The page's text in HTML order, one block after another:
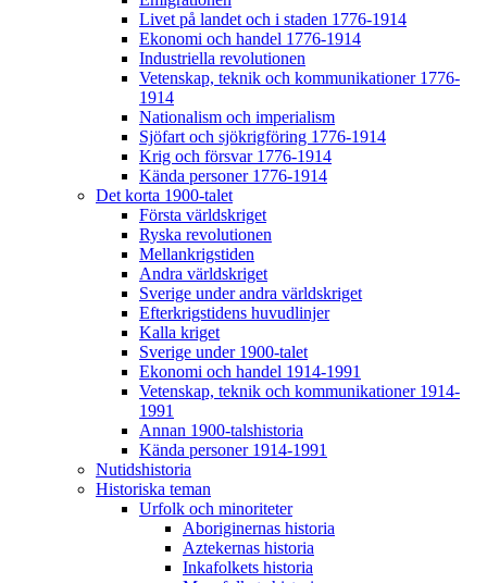
Livet på landet och i staden 1776-1914
Ekonomi och handel 1776-1914
Industriella revolutionen
Vetenskap, teknik och kommunikationer 1776-
1914
Nationalism och imperialism
Sjöfart och sjökrigföring 1776-1914
Krig och försvar 1776-1914
Kända personer 1776-1914
Det korta 1900-talet
Första världskriget
Ryska revolutionen
Mellankrigstiden
Andra världskriget
Sverige under andra världskriget
Efterkrigstidens huvudlinjer
Kalla kriget
Sverige under 1900-talet
Ekonomi och handel 1914-1991
Vetenskap, teknik och kommunikationer 1914-
1991
Annan 1900-talshistoria
Kända personer 1914-1991
Nutidshistoria
Historiska teman
Urfolk och minoriteter
Aboriginernas historia
Aztekernas historia
Inkafolkets historia